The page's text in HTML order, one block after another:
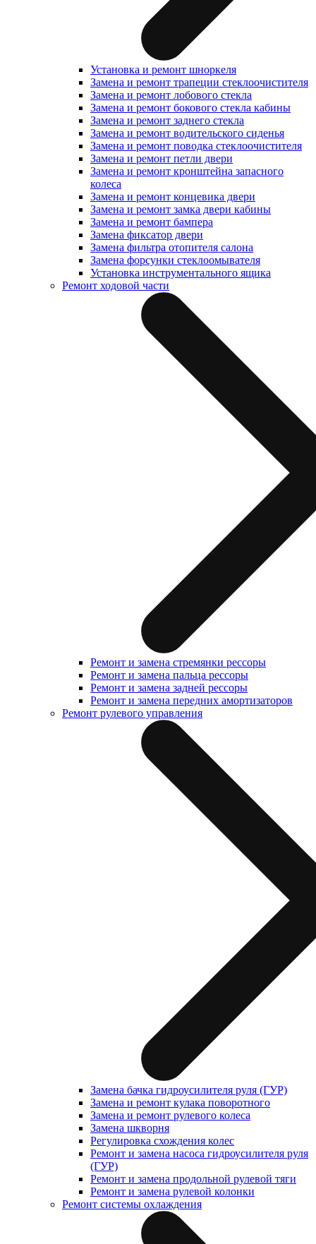
Установка и ремонт шноркеля
Замена и ремонт трапеции стеклоочистителя
Замена и ремонт лобового стекла
Замена и ремонт бокового стекла кабины
Замена и ремонт заднего стекла
Замена и ремонт водительского сиденья
Замена и ремонт поводка стеклоочистителя
Замена и ремонт петли двери
Замена и ремонт кронштейна запасного
колеса
Замена и ремонт концевика двери
Замена и ремонт замка двери кабины
Замена и ремонт бампера
Замена фиксатор двери
Замена фильтра отопителя салона
Замена форсунки стеклоомывателя
Установка инструментального ящика
Ремонт ходовой части
Ремонт и замена стремянки рессоры
Ремонт и замена пальца рессоры
Ремонт и замена задней рессоры
Ремонт и замена передних амортизаторов
Ремонт рулевого управления
Замена бачка гидроусилителя руля (ГУР)
Замена и ремонт кулака поворотного
Замена и ремонт рулевого колеса
Замена шкворня
Регулировка схождения колес
Ремонт и замена насоса гидроусилителя руля
(ГУР)
Ремонт и замена продольной рулевой тяги
Ремонт и замена рулевой колонки
Ремонт системы охлаждения